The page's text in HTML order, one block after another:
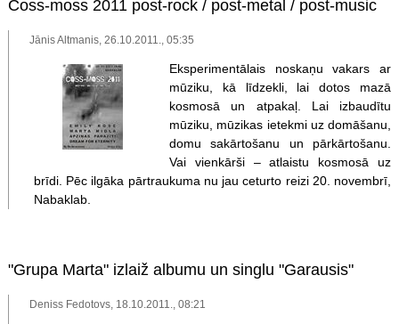
Coss-moss 2011 post-rock / post-metal / post-music
Jānis Altmanis, 26.10.2011., 05:35
Eksperimentālais noskaņu vakars ar
mūziku, kā līdzekli, lai dotos mazā
kosmosā un atpakaļ. Lai izbaudītu
mūziku, mūzikas ietekmi uz domāšanu,
domu sakārtošanu un pārkārtošanu.
Vai vienkārši – atlaistu kosmosā uz
brīdi. Pēc ilgāka pārtraukuma nu jau ceturto reizi 20. novembrī,
Nabaklab.
"Grupa Marta" izlaiž albumu un singlu "Garausis"
Deniss Fedotovs, 18.10.2011., 08:21